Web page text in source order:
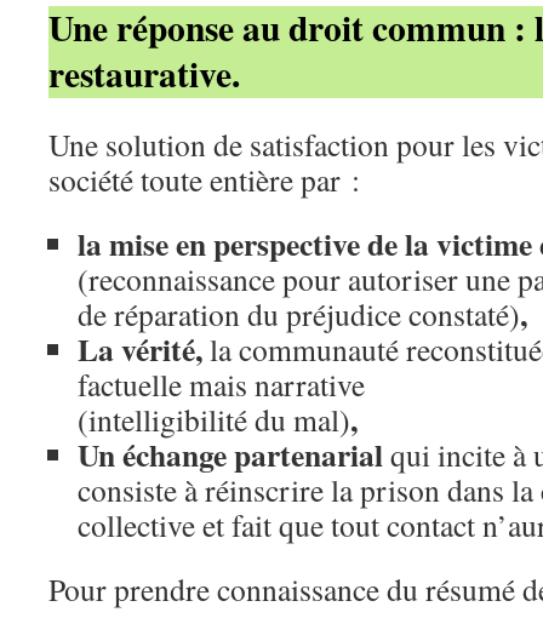
Une réponse au droit commun :
restaurative.
Une solution de satisfaction pour les
société toute entière par :
la mise en perspective de la
(reconnaissance pour autoriser une
de réparation du préjudice constaté),
La vérité,la communauté
factuelle mais narrative
(intelligibilité du mal),
Un échange partenarialqui incite à
consiste à réinscrire la prison dans
collective et fait que tout contact
Pour prendre connaissance du résumé